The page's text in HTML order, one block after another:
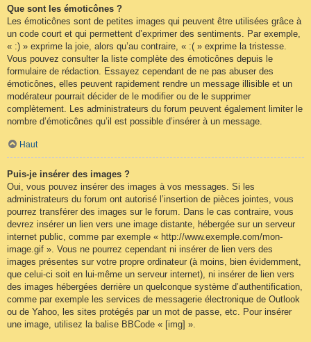
Que sont les émoticônes ?
Les émoticônes sont de petites images qui peuvent être utilisées grâce à
un code court et qui permettent d’exprimer des sentiments. Par exemple,
« :) » exprime la joie, alors qu’au contraire, « :( » exprime la tristesse.
Vous pouvez consulter la liste complète des émoticônes depuis le
formulaire de rédaction. Essayez cependant de ne pas abuser des
émoticônes, elles peuvent rapidement rendre un message illisible et un
modérateur pourrait décider de le modifier ou de le supprimer
complètement. Les administrateurs du forum peuvent également limiter le
nombre d’émoticônes qu’il est possible d’insérer à un message.
Haut
Puis-je insérer des images ?
Oui, vous pouvez insérer des images à vos messages. Si les
administrateurs du forum ont autorisé l’insertion de pièces jointes, vous
pourrez transférer des images sur le forum. Dans le cas contraire, vous
devrez insérer un lien vers une image distante, hébergée sur un serveur
internet public, comme par exemple « http://www.exemple.com/mon-
image.gif ». Vous ne pourrez cependant ni insérer de lien vers des
images présentes sur votre propre ordinateur (à moins, bien évidemment,
que celui-ci soit en lui-même un serveur internet), ni insérer de lien vers
des images hébergées derrière un quelconque système d’authentification,
comme par exemple les services de messagerie électronique de Outlook
ou de Yahoo, les sites protégés par un mot de passe, etc. Pour insérer
une image, utilisez la balise BBCode « [img] ».